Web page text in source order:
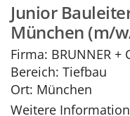
Junior
München (m/
Firma: BRUNNER +
Bereich: Tiefbau
Ort: München
Weitere